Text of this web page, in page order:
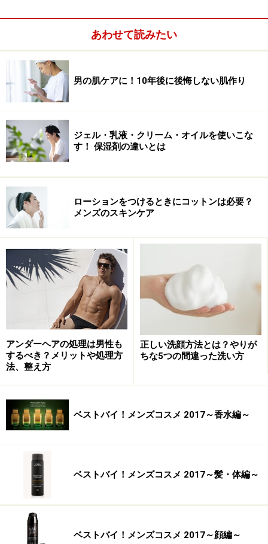
■アンダーヘアをケアするメリット
高温多湿の日本でも蒸れを解消して快適でいられるこ
と。ボクサーブリーフ人気の昨今、下着でぴたりと股間
部を覆われていると、どうしても蒸れが生じます。これ
は大変不快であり、また同時に不快なニオイも発生させ
てしまいます。
また、毛を長いままにしておくと、特に肛門周りではい
ことも多いもの。また性交時に毛が絡んでパートナーへ
の負担となることさえあります。こんなにメリットが多
いアンダーヘアのケアをしてみませんか？
【アンダーヘアをケアするメリットまとめ】
蒸れを解消して快適でいられる
肛門周りの清潔を保てる
性交時に毛が絡まず、パートナーへの負担が少ない
あわせて読みたい
男の肌ケアに！10年後に後悔しない肌作り
ジェル・乳液・クリーム・オイルを使いこな
す！ 保湿剤の違いとは
ローションをつけるときにコットンは必要？
メンズのスキンケア
アンダーヘアの処理は男性も
するべき？メリットや処理方
法、整え方
正しい洗顔方法とは？やりが
ちな5つの間違った洗い方
ベストバイ！メンズコスメ 2017～香水編～
ベストバイ！メンズコスメ 2017～髪・体編～
ベストバイ！メンズコスメ 2017～顔編～